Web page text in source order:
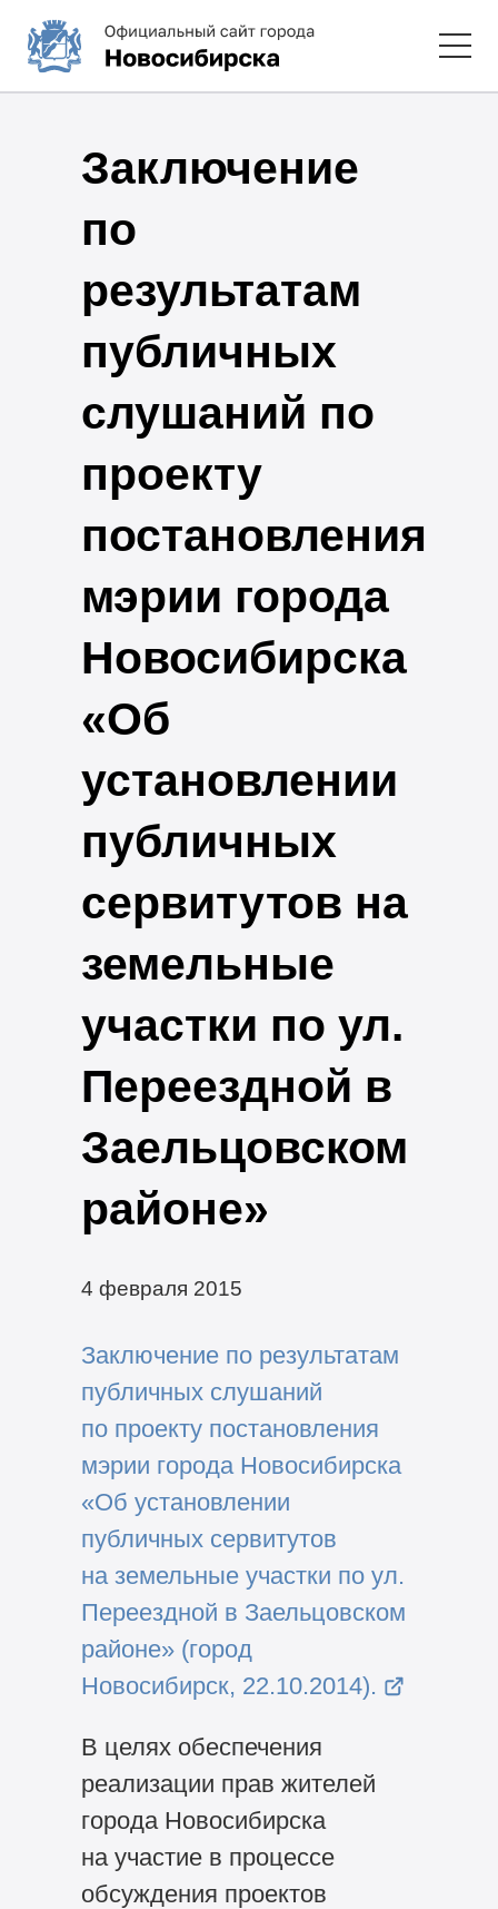
Заключение
по
результатам
публичных
слушаний по
проекту
постановления
мэрии города
Новосибирска
«Об
установлении
публичных
сервитутов на
земельные
участки по ул.
Переездной в
Заельцовском
районе»
4 февраля 2015
Заключение по результатам
публичных слушаний
по проекту постановления
мэрии города Новосибирска
«Об установлении
публичных сервитутов
на земельные участки по ул.
Переездной в Заельцовском
районе» (город
Новосибирск, 22.10.2014).
В целях обеспечения
реализации прав жителей
города Новосибирска
на участие в процессе
обсуждения проектов